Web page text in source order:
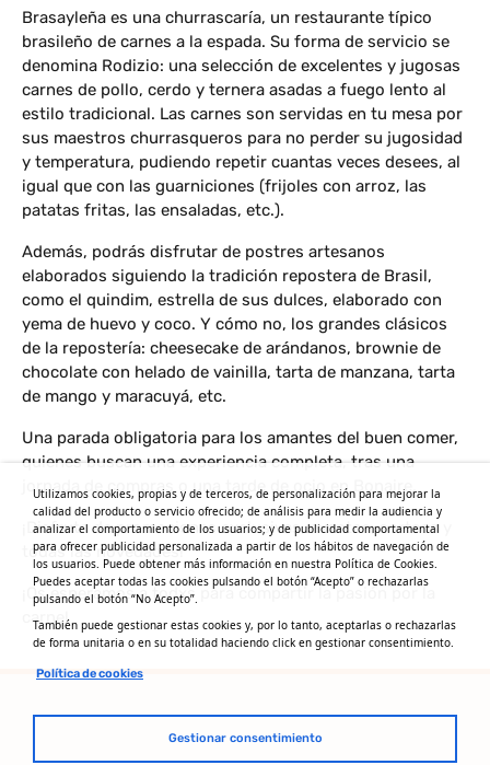
Brasayleña es una churrascaría, un restaurante típico
brasileño de carnes a la espada. Su forma de servicio se
denomina Rodizio: una selección de excelentes y jugosas
carnes de pollo, cerdo y ternera asadas a fuego lento al
estilo tradicional. Las carnes son servidas en tu mesa por
sus maestros churrasqueros para no perder su jugosidad
y temperatura, pudiendo repetir cuantas veces desees, al
igual que con las guarniciones (frijoles con arroz, las
patatas fritas, las ensaladas, etc.).
Además, podrás disfrutar de postres artesanos
elaborados siguiendo la tradición repostera de Brasil,
como el quindim, estrella de sus dulces, elaborado con
yema de huevo y coco. Y cómo no, los grandes clásicos
de la repostería: cheesecake de arándanos, brownie de
chocolate con helado de vainilla, tarta de manzana, tarta
de mango y maracuyá, etc.
Una parada obligatoria para los amantes del buen comer,
quienes buscan una experiencia completa, tras una
jornada de compras o una tarde de ocio en Bonaire.
¡Disfruta de promociones exclusivas, eventos, sorteos y
todas las novedades!
¡Os esperamos a todxs para compartir la pasión por la
carne!
Utilizamos cookies, propias y de terceros, de personalización para mejorar la
calidad del producto o servicio ofrecido; de análisis para medir la audiencia y
analizar el comportamiento de los usuarios; y de publicidad comportamental
para ofrecer publicidad personalizada a partir de los hábitos de navegación de
los usuarios. Puede obtener más información en nuestra Política de Cookies.
Puedes aceptar todas las cookies pulsando el botón “Acepto” o rechazarlas
pulsando el botón “No Acepto”.
También puede gestionar estas cookies y, por lo tanto, aceptarlas o rechazarlas
de forma unitaria o en su totalidad haciendo click en gestionar consentimiento.
Política de cookies
Gestionar consentimiento